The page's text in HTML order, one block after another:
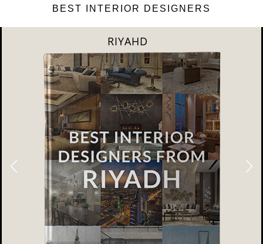
BEST INTERIOR DESIGNERS
SHANGAI